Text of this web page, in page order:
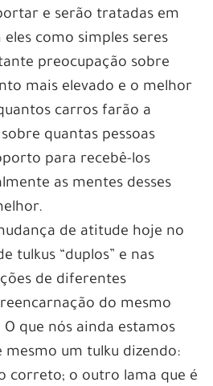
e serão tratadas em
como simples seres
preocupação sobre
mais elevado e o melhor
carros farão a
quantas pessoas
para recebê-los
as mentes desses
de atitude hoje no
tulkus “duplos” e nas
de diferentes
do mesmo
que nós ainda estamos
um tulku dizendo:
correto; o outro lama que é